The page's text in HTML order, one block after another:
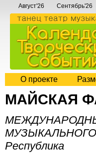
Август'26 Сентябрь'26
О проекте
МАЙСКАЯ
МУЗЫКАЛЬНОГО
Республика